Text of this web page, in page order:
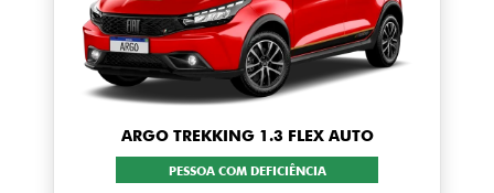
ARGO TREKKING 1.3 FLEX AUTO
PESSOA COM DEFICIÊNCIA